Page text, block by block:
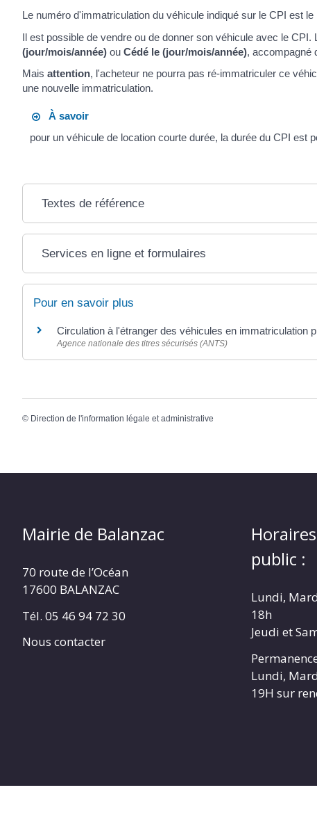
Le numéro d'immatriculation du véhicule indiqué sur le CPI est
Il est possible de vendre ou de donner son véhicule avec le
(jour/mois/année) ou Cédé le (jour/mois/année), accompagné
Mais attention, l'acheteur ne pourra pas ré-immatriculer ce
une nouvelle immatriculation.
À savoir
pour un véhicule de location courte durée, la durée du CPI est
Textes de référence
Services en ligne et formulaires
Pour en savoir plus
Circulation à l'étranger des véhicules en immatriculation
Agence nationale des titres sécurisés (ANTS)
© Direction de l'information légale et administrative
Mairie de Balanzac
70 route de l’Océan
17600 BALANZAC
Tél. 05 46 94 72 30
Nous contacter
public :
Lundi,
18h
Jeudi et
Lundi,
19H sur